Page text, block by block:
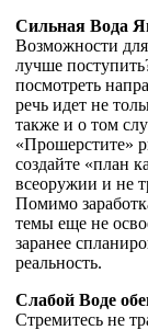
Сильная Вода
Возможности для
лучше
посмотреть
речь идет не
также и о том
«Прошерстите»
создайте «план
всеоружии и не
Помимо
темы еще не
заранее
реальность.
Слабой Воде
Стремитесь не